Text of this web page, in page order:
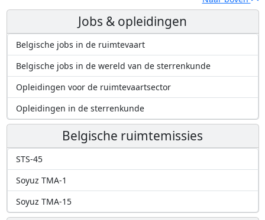
Jobs & opleidingen
Belgische jobs in de ruimtevaart
Belgische jobs in de wereld van de sterrenkunde
Opleidingen voor de ruimtevaartsector
Opleidingen in de sterrenkunde
Belgische ruimtemissies
STS-45
Soyuz TMA-1
Soyuz TMA-15